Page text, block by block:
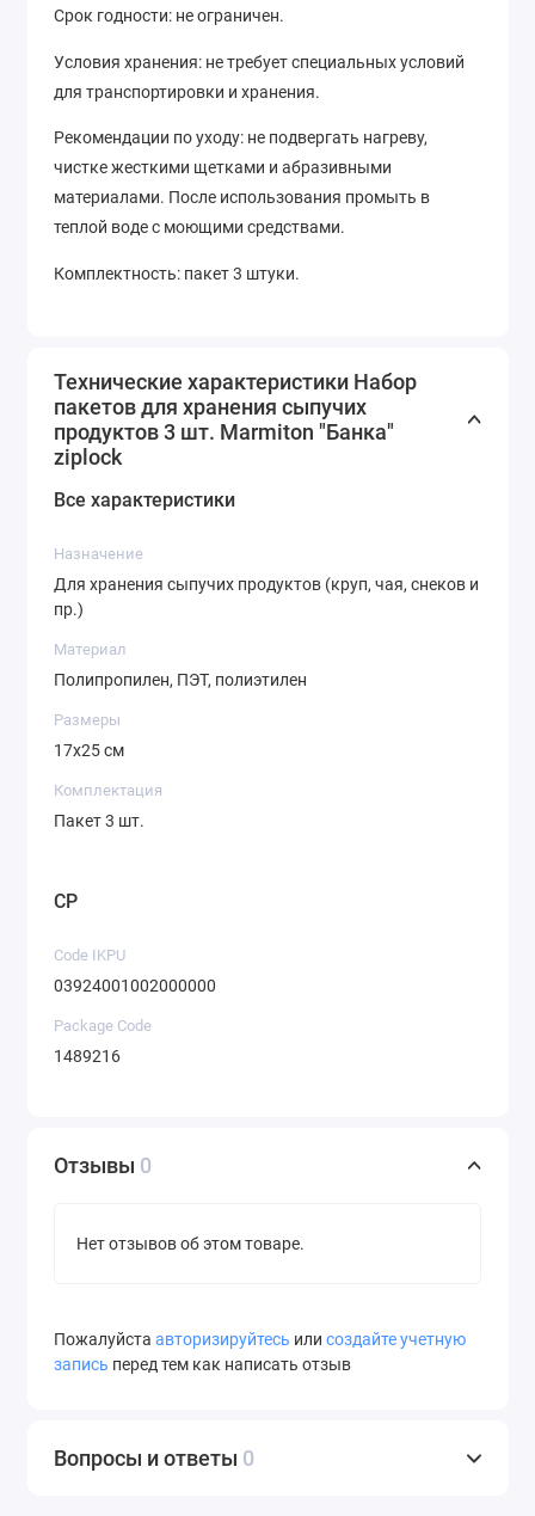
Срок годности: не ограничен.
Условия хранения: не требует специальных условий
для транспортировки и хранения.
Рекомендации по уходу: не подвергать нагреву,
чистке жесткими щетками и абразивными
материалами. После использования промыть в
теплой воде с моющими средствами.
Комплектность: пакет 3 штуки.
Технические характеристики Набор
пакетов для хранения сыпучих
продуктов 3 шт. Marmiton "Банка"
ziplock
Все характеристики
Назначение
Для хранения сыпучих продуктов (круп, чая, снеков и
пр.)
Материал
Полипропилен, ПЭТ, полиэтилен
Размеры
17х25 см
Комплектация
Пакет 3 шт.
CP
Code IKPU
03924001002000000
Package Code
1489216
Отзывы 0
Нет отзывов об этом товаре.
Пожалуйста авторизируйтесь или создайте учетную
запись перед тем как написать отзыв
Вопросы и ответы 0